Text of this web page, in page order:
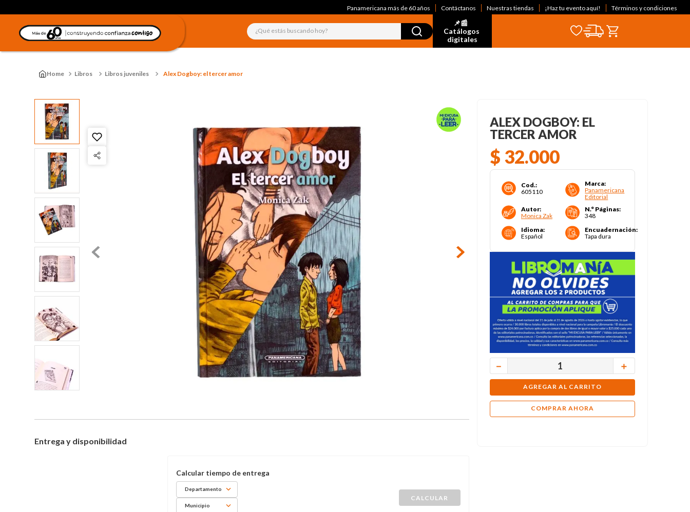
Panamericana más de 60 años Contáctanos Nuestras tiendas ¡Haz tu evento aquí! Términos y condiciones
¿Qué estás buscando hoy?
📌📰
Catálogos
digitales
Libros Libros juveniles Alex Dogboy: el tercer amor
Entrega y disponibilidad
Departamento
Municipio
ALEX DOGBOY: EL
TERCER AMOR
$ 32.000
Cod.:
605110
Marca:
Panamericana
Editorial
Autor:
Monica Zak
N.° Páginas:
348
Idioma:
Español
Encuadernación:
Tapa dura
＋
－
AGREGAR AL CARRITO
COMPRAR AHORA